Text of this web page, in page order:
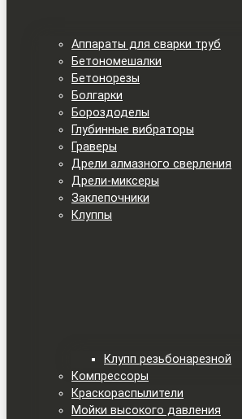
Аппараты для сварки труб
Бетономешалки
Бетонорезы
Болгарки
Бороздоделы
Глубинные вибраторы
Граверы
Дрели алмазного сверления
Дрели-миксеры
Заклепочники
Клуппы
Клупп резьбонарезной
Компрессоры
Краскораспылители
Мойки высокого давления